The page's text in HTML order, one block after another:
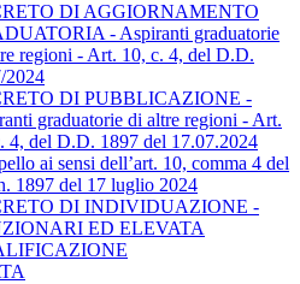
DI AGGIORNAMENTO
- Aspiranti graduatorie
regioni - Art. 10, c. 4, del D.D.
2024
DI PUBBLICAZIONE -
graduatorie di altre regioni - Art.
4, del D.D. 1897 del 17.07.2024
ai sensi dell’art. 10, comma 4 del
1897 del 17 luglio 2024
DI INDIVIDUAZIONE -
ED ELEVATA